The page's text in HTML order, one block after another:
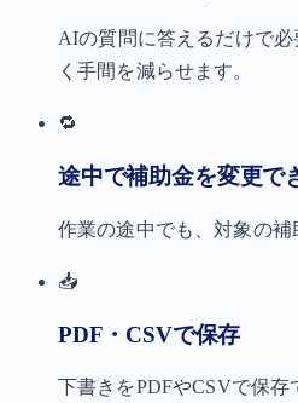
AIの質問に答えるだけで
く手間を減らせます。
🔁
途中で補助金を変更で
作業の途中でも、対象の補
📥
PDF・CSVで保存
下書きをPDFやCSVで保